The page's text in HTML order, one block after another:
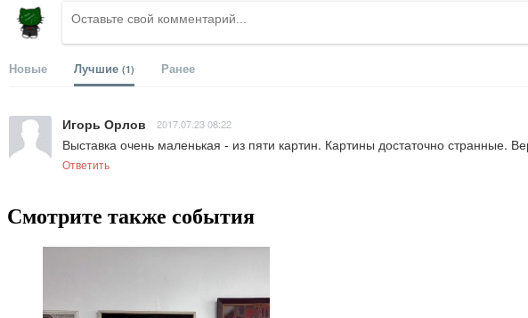
Новые Лучшие (1) Ранее
Игорь Орлов 2017.07.23 08:22
Выставка очень маленькая - из пяти картин. Картины достаточно странные.
Ответить
Смотрите также события